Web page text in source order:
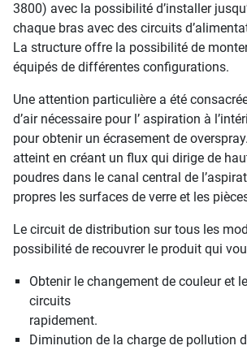
3800) avec la possibilité d’installer
chaque bras avec des circuits
La structure offre la possibilité de
équipés de différentes configurations.
Une attention particulière a été
d’air nécessaire pour l’ aspiration à
pour obtenir un écrasement de
atteint en créant un flux qui dirige de
poudres dans le canal central de
propres les surfaces de verre et les
Le circuit de distribution sur tous les
possibilité de recouvrer le produit qui
Obtenir le changement de couleur et
circuits
rapidement.
Diminution de la charge de pollution